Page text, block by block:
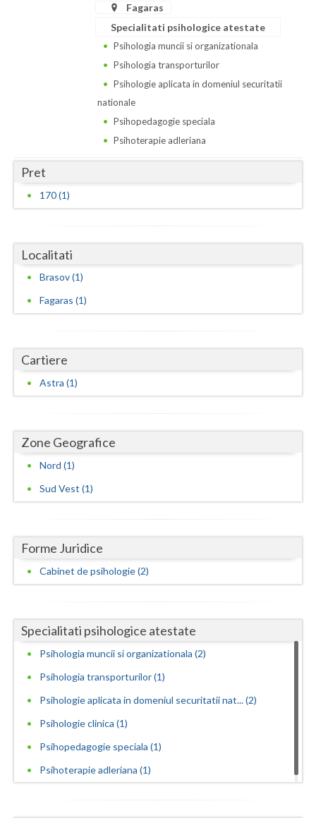
Maramures
Mehedinti
Mures
Neamt
Olt
Salaj
Satu-Mare
Suceava
Teleorman
Timis
Valcea
Vaslui
Fagaras
Specialitati psihologice atestate
Psihologia muncii si organizationala
Psihologia transporturilor
Psihologie aplicata in domeniul securitatii
nationale
Psihopedagogie speciala
Psihoterapie adleriana
Pret
170 (1)
Localitati
Brasov (1)
Fagaras (1)
Cartiere
Astra (1)
Zone Geografice
Nord (1)
Sud Vest (1)
Forme Juridice
Cabinet de psihologie (2)
Specialitati psihologice atestate
Psihologia muncii si organizationala (2)
Psihologia transporturilor (1)
Psihologie aplicata in domeniul securitatii nat... (2)
Psihologie clinica (1)
Psihopedagogie speciala (1)
Psihoterapie adleriana (1)